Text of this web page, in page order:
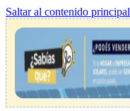
Saltar al contenido principal